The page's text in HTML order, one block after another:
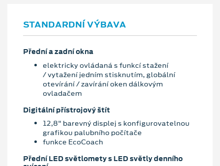
STANDARDNÍ VÝBAVA
Přední a zadní okna
elektricky ovládaná s funkcí stažení
/ vytažení jedním stisknutím, globální
otevírání / zavírání oken dálkovým
ovladačem
Digitální přístrojový štít
12,8" barevný displej s konfigurovatelnou
grafikou palubního počítače
funkce EcoCoach
Přední LED světlomety s LED světly denního